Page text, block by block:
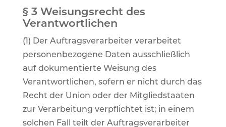
§ 3 Weisungsrecht des
Verantwortlichen
(1) Der Auftragsverarbeiter verarbeitet
personenbezogene Daten ausschließlich
auf dokumentierte Weisung des
Verantwortlichen, sofern er nicht durch das
Recht der Union oder der Mitgliedstaaten
zur Verarbeitung verpflichtet ist; in einem
solchen Fall teilt der Auftragsverarbeiter